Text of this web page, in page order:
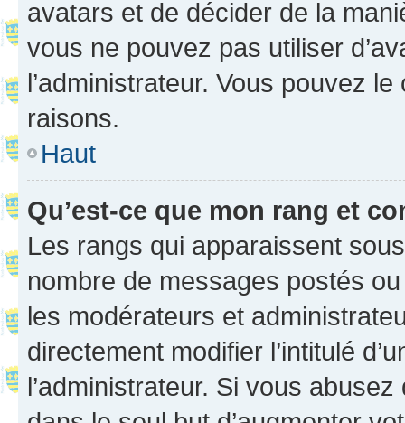
avatars et de décider de la
vous ne pouvez pas utiliser
l’administrateur. Vous pouvez
raisons.
Haut
Qu’est-ce que mon rang et
Les rangs qui apparaissent
nombre de messages postés
les modérateurs et
directement modifier l’intitulé
l’administrateur. Si vous